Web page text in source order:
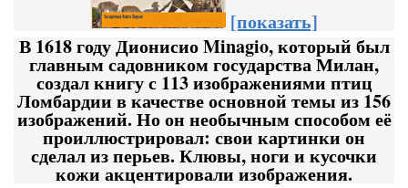
[показать]
В 1618 году Дионисио Minagio, который был
главным садовником государства Милан,
создал книгу с 113 изображениями птиц
Ломбардии в качестве основной темы из 156
изображений. Но он необычным способом её
проиллюстрировал: свои картинки он
сделал из перьев. Клювы, ноги и кусочки
кожи акцентировали изображения.